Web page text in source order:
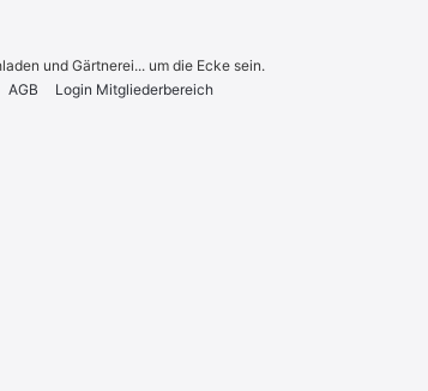
und Gärtnerei... um die Ecke sein.
AGB Log­in Mit­glie­der­be­reich